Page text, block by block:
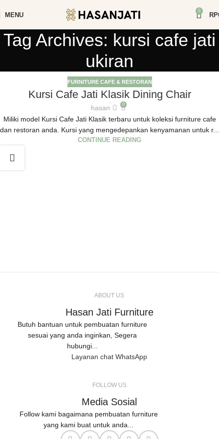
MENU
0
RP
Tag Archives: kursi cafe jati
ukiran
FURNITURE CAFE & RESTORAN
Kursi Cafe Jati Klasik Dining Chair
hasan 0
Miliki model Kursi Cafe Jati Klasik terbaru untuk koleksi furniture cafe
dan restoran anda. Kursi yang mengedepankan kenyamanan untuk r...
CONTINUE READING
ABOUT US
Hasan Jati Furniture
Butuh bantuan untuk pembuatan furniture
sesuai yang anda inginkan, Segera
hubungi...
Layanan chat WhatsApp
FOLLOW US
Media Sosial
Follow kami bagaimana pembuatan furniture
yang kami buat untuk anda...